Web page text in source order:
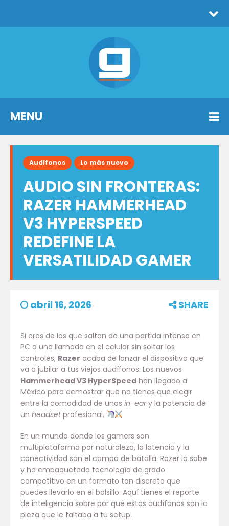
MENU
Audífonos Lo más nuevo
AUDIO SIN FRONTERAS:
RAZER HAMMERHEAD
V3 HYPERSPEED
REDEFINE LA
VERSATILIDAD GAMER
abril 16, 2026 SHARE
Si eres de los que saltan de una partida intensa en
PC a una llamada en el celular sin soltar los
controles, Razer acaba de lanzar el dispositivo que
va a jubilar a tus viejos audífonos. Los nuevos
Hammerhead V3 HyperSpeed han llegado a
México para demostrar que no tienes que elegir
entre la comodidad de unos in-eary la potencia de
un headsetprofesional.
En un mundo donde los gamers son
multiplataforma por naturaleza, la latencia y la
conectividad son el campo de batalla. Razer lo sabe
y ha empaquetado tecnología de grado
competitivo en un formato tan discreto que
puedes llevarlo en el bolsillo. Aquí tienes el reporte
de inteligencia sobre por qué estos audífonos son la
pieza que le faltaba a tu setup.